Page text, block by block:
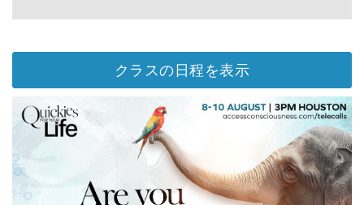
ン
ン
概
Access
Bars
クラスの日程を表示